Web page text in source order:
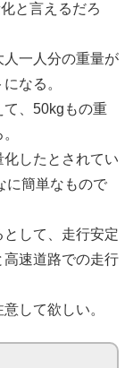
と言えるだろ
一人分の重量が
なる。
て、50kgもの重
したとされてい
に簡単なもので
して、走行安定
速道路での走行
して欲しい。